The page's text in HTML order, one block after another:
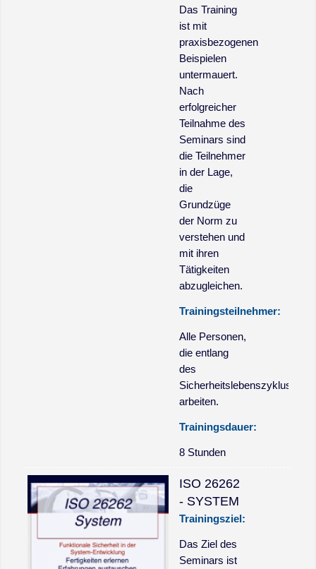
Das Training
ist mit
praxisbezogenen
Beispielen
untermauert.
Nach
erfolgreicher
Teilnahme des
Seminars sind
die Teilnehmer
in der Lage,
die
Grundzüge
der Norm zu
verstehen und
mit ihren
Tätigkeiten
abzugleichen.
Trainingsteilnehmer:
Alle Personen,
die entlang
des
Sicherheitslebenszyklus
arbeiten.
Trainingsdauer:
8 Stunden
ISO 26262
- SYSTEM
Trainingsziel:
Das Ziel des
Seminars ist